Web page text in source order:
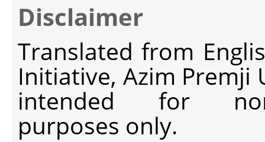
Disclaimer
Translated from
Initiative, Azim Premji
intended for non-
purposes only.